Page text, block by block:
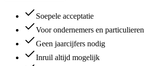
Soepele acceptatie
Voor ondernemers en particulieren
Geen jaarcijfers nodig
Inruil altijd mogelijk